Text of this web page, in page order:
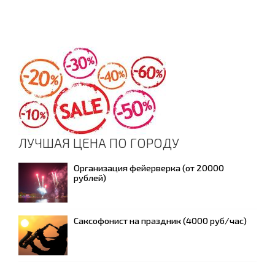
ЛУЧШАЯ ЦЕНА ПО ГОРОДУ
Организация фейерверка (от 20000
рублей)
Саксофонист на праздник (4000 руб/час)